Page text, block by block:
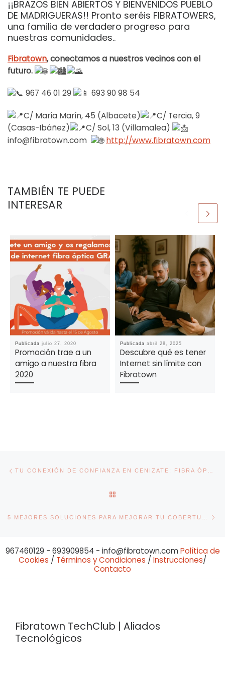
¡¡BRAZOS BIEN ABIERTOS Y BIENVENIDOS PUEBLO
DE MADRIGUERAS!! Pronto seréis FIBRATOWERS,
una familia de verdadero progreso para
nuestras comunidades..
Fibratown, conectamos a nuestros vecinos con el
futuro.
967 46 01 29 693 90 98 54
C/ María Marín, 45 (Albacete)
C/ Tercia, 9
(Casas-Ibáñez)
C/ Sol, 13 (Villamalea)
info@fibratown.com
http://www.fibratown.com
TAMBIÉN TE PUEDE
INTERESAR
Publicadajulio 27, 2020
Promoción trae a un
amigo a nuestra fibra
2020
Publicadaabril 28, 2025
Descubre qué es tener
Internet sin límite con
Fibratown
Navegación de entradas
967460129 - 693909854 - info@fibratown.com Política de
Cookies / Términos y Condiciones / Instrucciones/
Contacto
Fibratown TechClub | Aliados
Tecnológicos